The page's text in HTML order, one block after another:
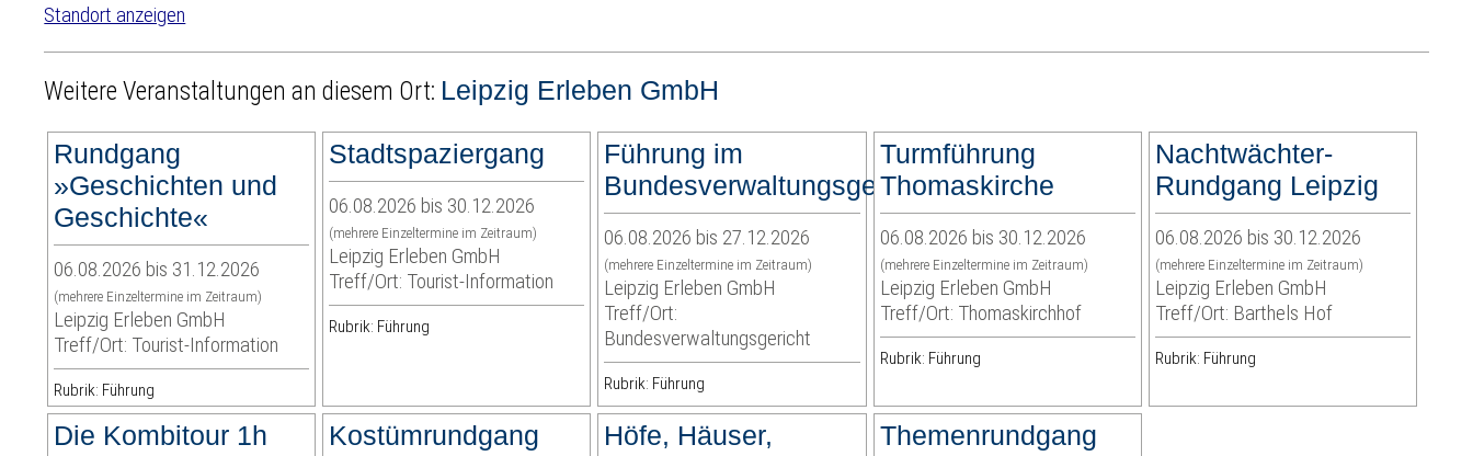
Standort anzeigen
Weitere Veranstaltungen an diesem Ort: Leipzig Erleben GmbH
Rundgang
»Geschichten und
Geschichte«
06.08.2026 bis 31.12.2026
(mehrere Einzeltermine im Zeitraum)
Leipzig Erleben GmbH
Treff/Ort: Tourist-Information
Rubrik: Führung
Stadtspaziergang
06.08.2026 bis 30.12.2026
(mehrere Einzeltermine im Zeitraum)
Leipzig Erleben GmbH
Treff/Ort: Tourist-Information
Rubrik: Führung
Führung im
Bundesverwaltungsgericht
06.08.2026 bis 27.12.2026
(mehrere Einzeltermine im Zeitraum)
Leipzig Erleben GmbH
Treff/Ort:
Bundesverwaltungsgericht
Rubrik: Führung
Turmführung
Thomaskirche
06.08.2026 bis 30.12.2026
(mehrere Einzeltermine im Zeitraum)
Leipzig Erleben GmbH
Treff/Ort: Thomaskirchhof
Rubrik: Führung
Nachtwächter-
Rundgang Leipzig
06.08.2026 bis 30.12.2026
(mehrere Einzeltermine im Zeitraum)
Leipzig Erleben GmbH
Treff/Ort: Barthels Hof
Rubrik: Führung
Die Kombitour 1h
Kostümrundgang
Höfe, Häuser,
Themenrundgang